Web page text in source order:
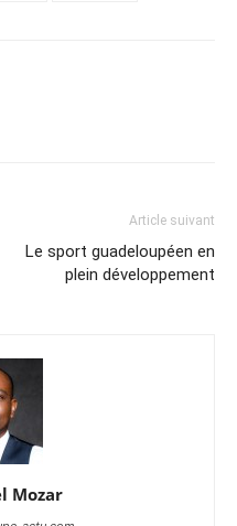
Article suivant
Le sport guadeloupéen en
plein développement
Mozar